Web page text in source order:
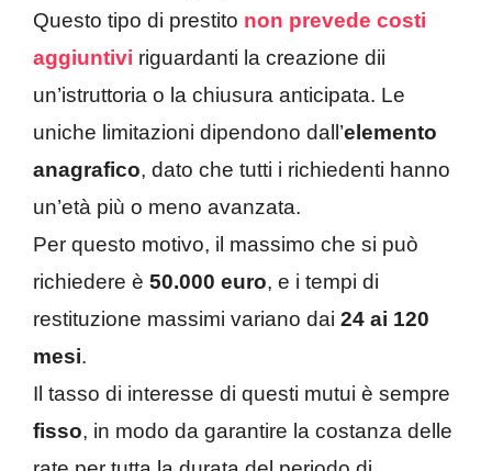
Questo tipo di prestito non prevede costi
aggiuntivi riguardanti la creazione dii
un’istruttoria o la chiusura anticipata. Le
uniche limitazioni dipendono dall’elemento
anagrafico, dato che tutti i richiedenti hanno
un’età più o meno avanzata.
Per questo motivo, il massimo che si può
richiedere è 50.000 euro, e i tempi di
restituzione massimi variano dai 24 ai 120
mesi.
Il tasso di interesse di questi mutui è sempre
fisso, in modo da garantire la costanza delle